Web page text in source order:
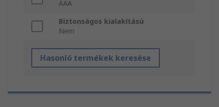
AAA
Biztonságos kialakítású
Nem
Hasonló termékek keresése